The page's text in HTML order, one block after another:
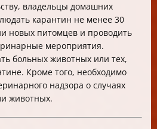
владельцы домашних
карантин не менее 30
новых питомцев и проводить
мероприятия.
больных животных или тех,
Кроме того, необходимо
надзора о случаях
животных.